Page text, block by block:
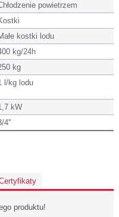
powietrzem
kostki lodu
kg/24h
kg
l/kg lodu
kW
4''
produktu!